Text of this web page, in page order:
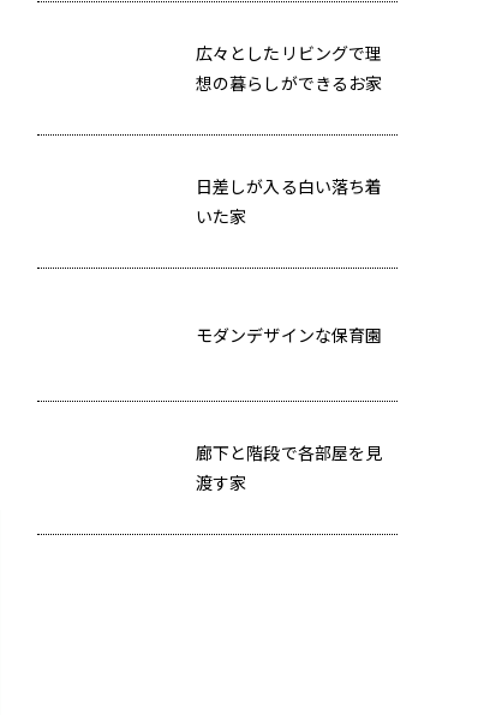
広々としたリビングで理
想の暮らしができるお家
日差しが入る白い落ち着
いた家
モダンデザインな保育園
廊下と階段で各部屋を見
渡す家